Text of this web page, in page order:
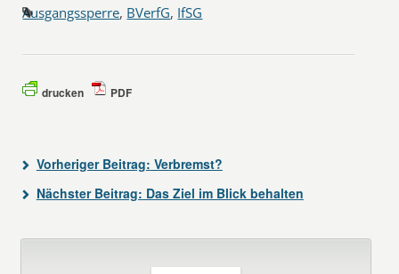
Ausgangssperre, BVerfG, IfSG
drucken PDF
Vorheriger Beitrag: Verbremst?
Nächster Beitrag: Das Ziel im Blick behalten